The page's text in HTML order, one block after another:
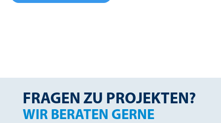
FRAGEN ZU PROJEKTEN?
WIR BERATEN GERNE